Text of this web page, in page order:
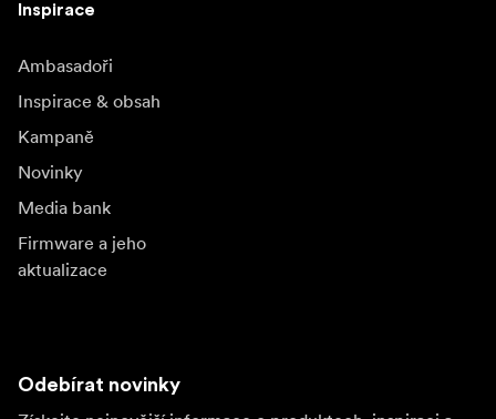
Inspirace
Ambasadoři
Inspirace & obsah
Kampaně
Novinky
Media bank
Firmware a jeho
aktualizace
Odebírat novinky